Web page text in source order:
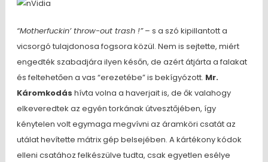
“Motherfuckin’ throw-out trash !”– s a szó kipillantott a
vicsorgó tulajdonosa fogsora közül. Nem is sejtette, miért
engedték szabadjára ilyen későn, de azért átjárta a falakat
és feltehetően a vas “erezetébe” is bekígyózott. Mr.
Káromkodás hívta volna a haverjait is, de ők valahogy
elkeveredtek az egyén torkának útvesztőjében, így
kénytelen volt egymaga megvívni az áramköri csatát az
utálat hevítette mátrix gép belsejében. A kártékony kódok
elleni csatához felkészülve tudta, csak egyetlen esélye